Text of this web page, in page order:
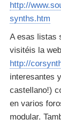
http://
synths.htm
A esas listas
visitéis la
http://
interesantes
castellano!)
en varios
modular.